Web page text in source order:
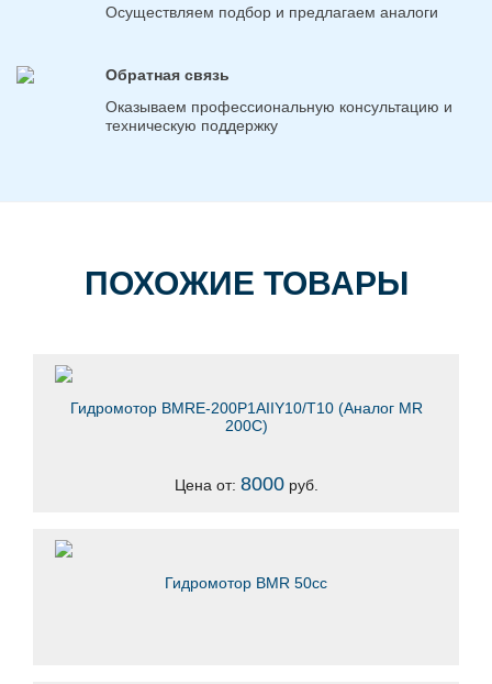
Осуществляем подбор и предлагаем аналоги
Обратная связь
Оказываем профессиональную консультацию и
техническую поддержку
ПОХОЖИЕ ТОВАРЫ
Гидромотор ВМRE-200Р1AIIY10/T10 (Аналог MR
200C)
Цена от: 8000руб.
Гидромотор BMR 50сс